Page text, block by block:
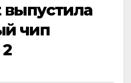
чип